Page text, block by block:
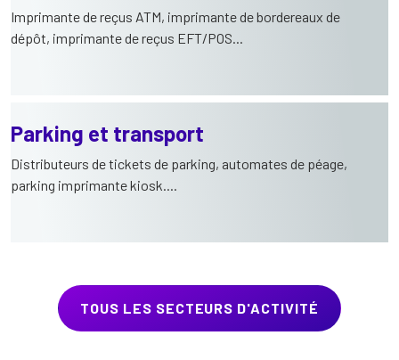
Imprimante de reçus ATM, imprimante de bordereaux de
dépôt, imprimante de reçus EFT/POS...
Parking et transport
Distributeurs de tickets de parking, automates de péage,
parking imprimante kiosk....
TOUS LES SECTEURS D'ACTIVITÉ